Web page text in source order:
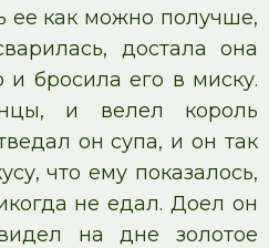
ее как можно получше,
достала она
и бросила его в миску.
и велел король
он супа, и он так
что ему показалось,
не едал. Доел он
на дне золотое